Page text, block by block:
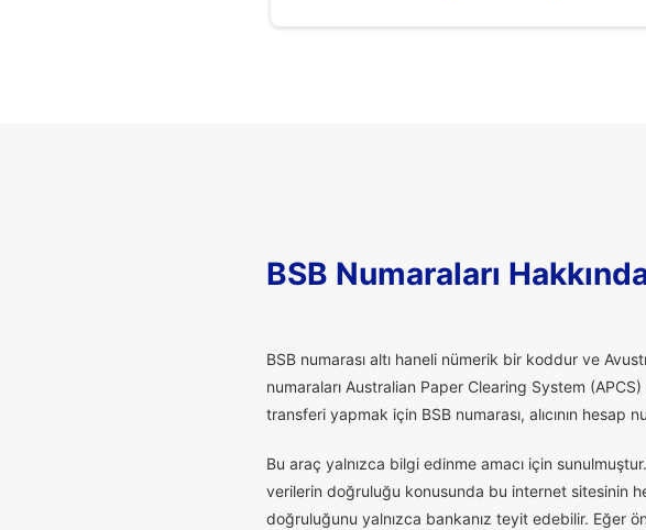
BSB Numaraları
BSB numarası altı haneli nümerik bir koddur ve
numaraları Australian Paper Clearing System
transferi yapmak için BSB numarası, alıcının hesap
Bu araç yalnızca bilgi edinme amacı için
verilerin doğruluğu konusunda bu internet sitesinin
doğruluğunu yalnızca bankanız teyit edebilir. Eğer